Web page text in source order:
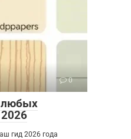
0
любых
гид 2026 года